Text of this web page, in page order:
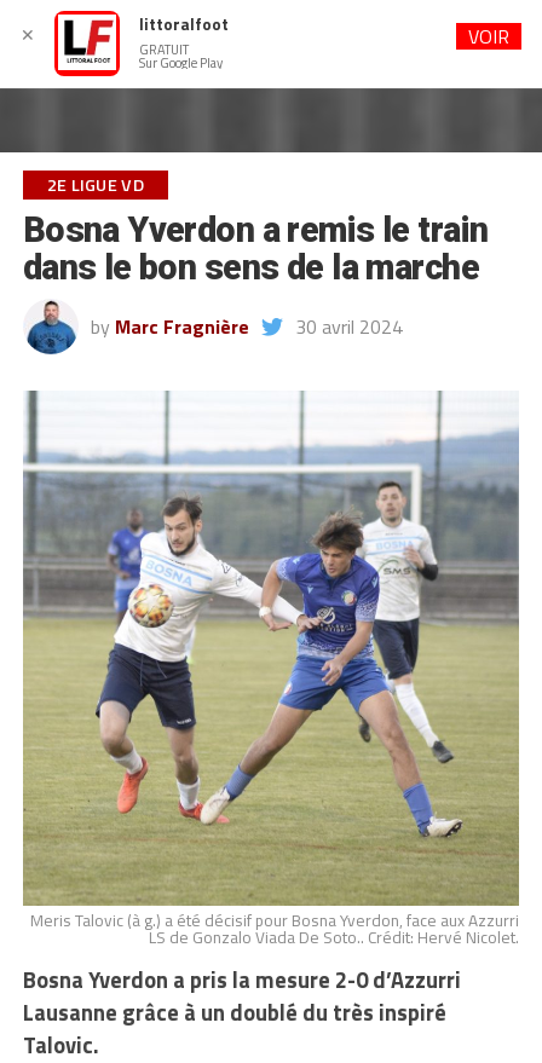
2E LIGUE VD
Bosna Yverdon a remis le train
dans le bon sens de la marche
by Marc Fragnière 30 avril 2024
Meris Talovic (à g.) a été décisif pour Bosna Yverdon, face aux Azzurri
LS de Gonzalo Viada De Soto.. Crédit: Hervé Nicolet.
Bosna Yverdon a pris la mesure 2-0 d’Azzurri
Lausanne grâce à un doublé du très inspiré
Talovic.
✕ littoralfoot
GRATUIT
Sur Google Play
VOIR